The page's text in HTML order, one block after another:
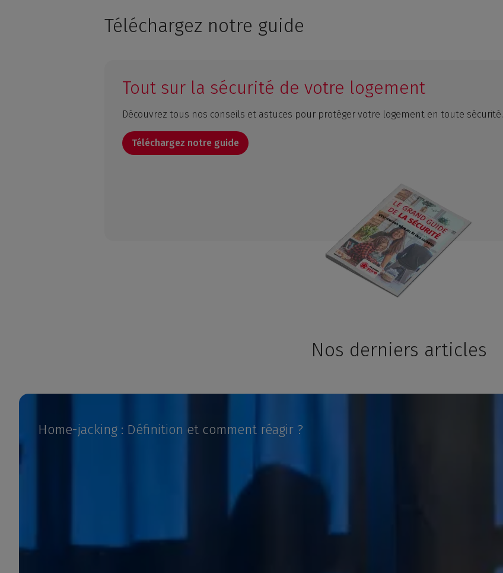
Téléchargez notre guide
Tout sur la sécurité de votre logement
Découvrez tous nos conseils et astuces pour protéger votre logement en toute sécurité.
Téléchargez notre guide
Nos derniers articles
Home-jacking : Définition et comment réagir ?